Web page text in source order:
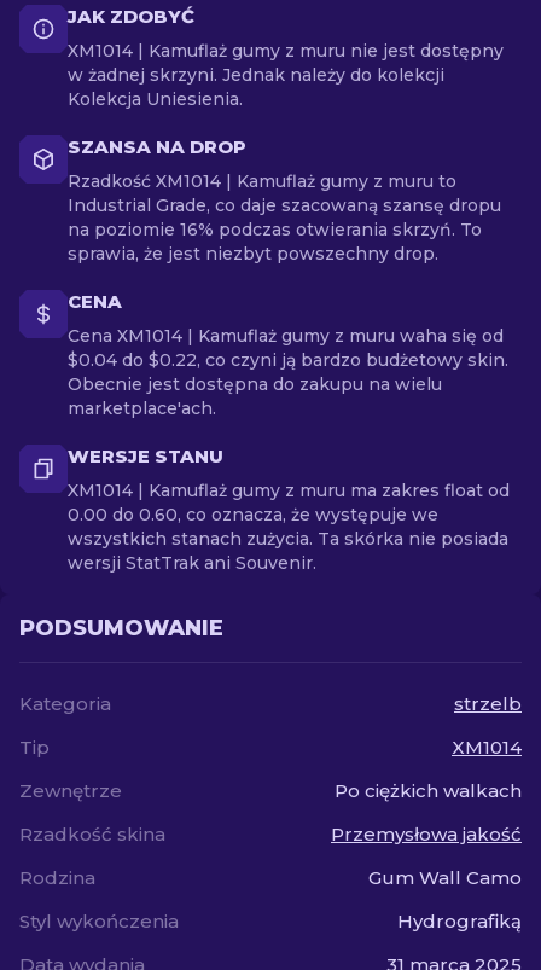
JAK ZDOBYĆ
XM1014 | Kamuflaż gumy z muru nie jest dostępny
w żadnej skrzyni. Jednak należy do kolekcji
Kolekcja Uniesienia.
SZANSA NA DROP
Rzadkość XM1014 | Kamuflaż gumy z muru to
Industrial Grade, co daje szacowaną szansę dropu
na poziomie 16% podczas otwierania skrzyń. To
sprawia, że jest niezbyt powszechny drop.
CENA
Cena XM1014 | Kamuflaż gumy z muru waha się od
$0.04 do $0.22, co czyni ją bardzo budżetowy skin.
Obecnie jest dostępna do zakupu na wielu
marketplace'ach.
WERSJE STANU
XM1014 | Kamuflaż gumy z muru ma zakres float od
0.00 do 0.60, co oznacza, że występuje we
wszystkich stanach zużycia. Ta skórka nie posiada
wersji StatTrak ani Souvenir.
PODSUMOWANIE
Kategoria
strzelb
Tip
XM1014
Zewnętrze
Po ciężkich walkach
Rzadkość skina
Przemysłowa jakość
Rodzina
Gum Wall Camo
Styl wykończenia
Hydrografiką
Data wydania
31 marca 2025